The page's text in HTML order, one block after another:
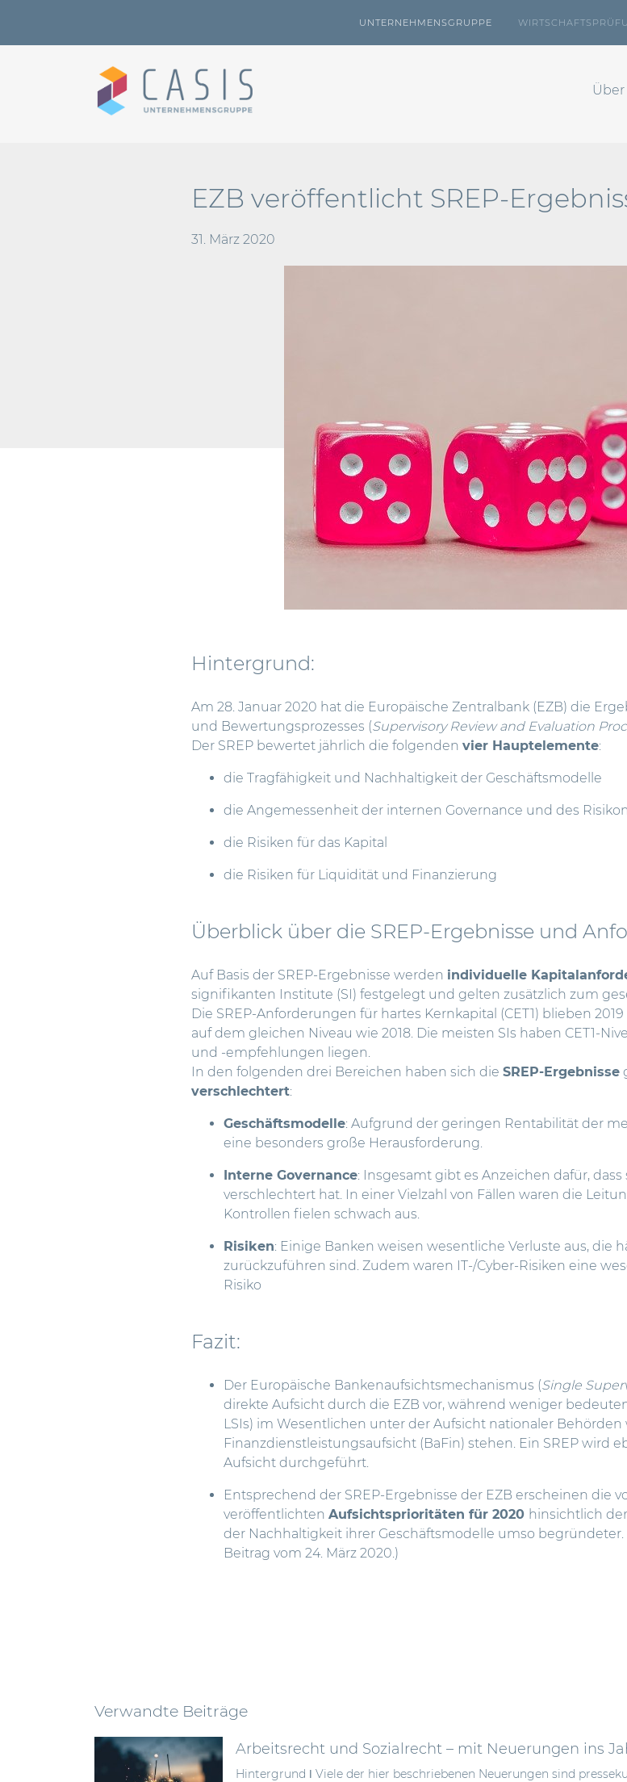
UNTERNEHMENSGRUPPE
EZB veröffentlicht SREP-
31. März 2020
Hintergrund:
Am 28. Januar 2020 hat die Europäische Zentralbank (EZB) die
und Bewertungsprozesses (Supervisory Review and Evaluation
Der SREP bewertet jährlich die folgenden vier Hauptelemente:
die Tragfähigkeit und Nachhaltigkeit der Geschäftsmodelle
die Angemessenheit der internen Governance und des
die Risiken für das Kapital
die Risiken für Liquidität und Finanzierung
Überblick über die SREP-Ergebnisse und
Auf Basis der SREP-Ergebnisse werden individuelle
signifikanten Institute (SI) festgelegt und gelten zusätzlich zum
Die SREP-Anforderungen für hartes Kernkapital (CET1) blieben
auf dem gleichen Niveau wie 2018. Die meisten SIs haben CET1-
und -empfehlungen liegen.
In den folgenden drei Bereichen haben sich die SREP-Ergebnisse
verschlechtert:
Geschäftsmodelle: Aufgrund der geringen Rentabilität der
eine besonders große Herausforderung.
Interne Governance: Insgesamt gibt es Anzeichen dafür,
verschlechtert hat. In einer Vielzahl von Fällen waren die
Kontrollen fielen schwach aus.
Risiken: Einige Banken weisen wesentliche Verluste aus, die
zurückzuführen sind. Zudem waren IT-/Cyber-Risiken eine
Risiko
Fazit:
Der Europäische Bankenaufsichtsmechanismus (Single
direkte Aufsicht durch die EZB vor, während weniger
LSIs) im Wesentlichen unter der Aufsicht nationaler
Finanzdienstleistungsaufsicht (BaFin) stehen. Ein SREP wird
Aufsicht durchgeführt.
Entsprechend der SREP-Ergebnisse der EZB erscheinen die
veröffentlichten Aufsichtsprioritäten für 2020 hinsichtlich
der Nachhaltigkeit ihrer Geschäftsmodelle umso
Beitrag vom 24. März 2020 .)
Verwandte Beiträge
Arbeitsrecht und Sozialrecht – mit Neuerungen ins
Hintergrund ǀ Viele der hier beschriebenen Neuerungen sind